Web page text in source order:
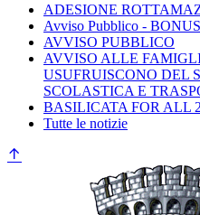
ADESIONE
Avviso Pubblico -
AVVISO PUBBLICO
AVVISO ALLE
USUFRUISCONO DEL
SCOLASTICA E
BASILICATA FOR ALL
Tutte le notizie